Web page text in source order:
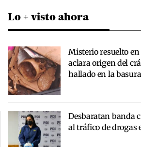
Lo + visto ahora
Misterio resuelto en
aclara origen del
hallado en la basura
Desbaratan banda
al tráfico de drogas